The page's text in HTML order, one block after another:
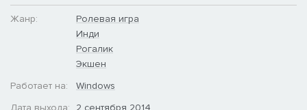
Жанр:
Ролевая игра
Инди
Рогалик
Экшен
Работает на:
Windows
Дата выхода:
2 сентября 2014